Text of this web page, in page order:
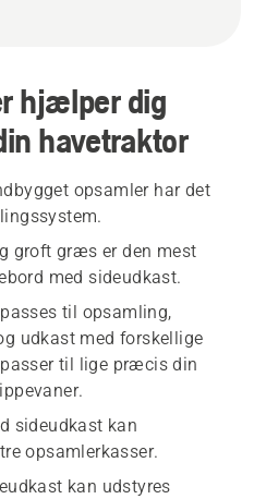
hjælper dig
havetraktor
opsamler har det
groft græs er den mest
med sideudkast.
til opsamling,
udkast med forskellige
til lige præcis din
sideudkast kan
opsamlerkasser.
kan udstyres